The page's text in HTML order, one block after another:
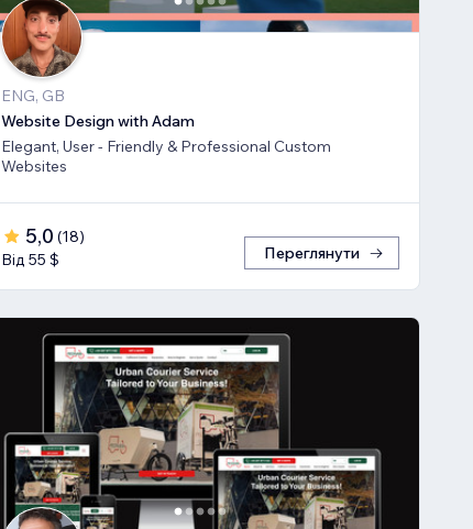
ENG, GB
Website Design with Adam
Elegant, User - Friendly & Professional Custom
Websites
5,0 (18)
Від 55 $
Переглянути